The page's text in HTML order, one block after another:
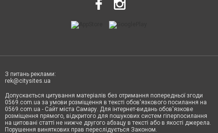
З питань реклами:
rek@citysites.ua
Допускається цитування матеріалів без отримання попередньої згоди
0569.com.ua за умови розміщення в тексті обов'язкового посилання на
0569.com.ua - Сайт міста Самару. Для інтернет-видань обов'язкове
розміщення прямого, відкритого для пошукових систем гіперпосилання
на цитовані статті не нижче другого абзацу в тексті або в якості джерела.
Порушення виняткових прав переслідується Законом.